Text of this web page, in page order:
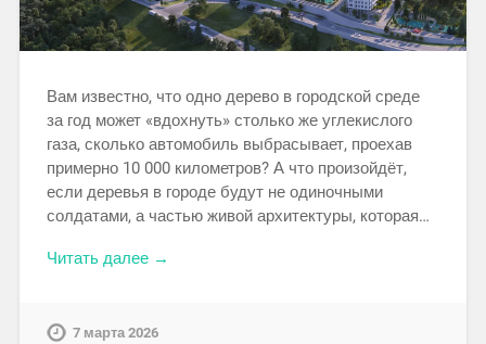
Вам известно, что одно дерево в городской среде
за год может «вдохнуть» столько же углекислого
газа, сколько автомобиль выбрасывает, проехав
примерно 10 000 километров? А что произойдёт,
если деревья в городе будут не одиночными
солдатами, а частью живой архитектуры, которая…
Читать далее →
7 марта 2026